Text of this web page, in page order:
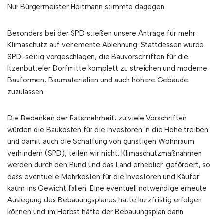
Nur Bürgermeister Heitmann stimmte dagegen.
Besonders bei der SPD stießen unsere Anträge für mehr
Klimaschutz auf vehemente Ablehnung. Stattdessen wurde
SPD-seitig vorgeschlagen, die Bauvorschriften für die
Itzenbütteler Dorfmitte komplett zu streichen und moderne
Bauformen, Baumaterialien und auch höhere Gebäude
zuzulassen.
Die Bedenken der Ratsmehrheit, zu viele Vorschriften
würden die Baukosten für die Investoren in die Höhe treiben
und damit auch die Schaffung von günstigen Wohnraum
verhindern (SPD), teilen wir nicht. Klimaschutzmaßnahmen
werden durch den Bund und das Land erheblich gefördert, so
dass eventuelle Mehrkosten für die Investoren und Käufer
kaum ins Gewicht fallen. Eine eventuell notwendige erneute
Auslegung des Bebauungsplanes hätte kurzfristig erfolgen
können und im Herbst hätte der Bebauungsplan dann